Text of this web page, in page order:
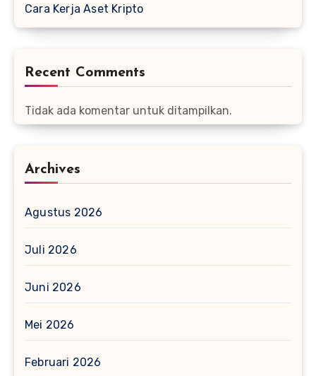
Cara Kerja Aset Kripto
Recent Comments
Tidak ada komentar untuk ditampilkan.
Archives
Agustus 2026
Juli 2026
Juni 2026
Mei 2026
Februari 2026